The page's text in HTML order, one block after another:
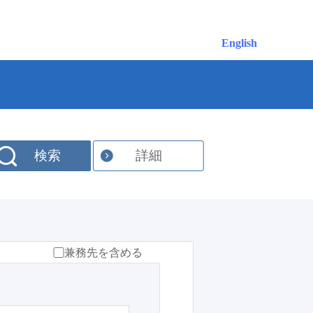
English
検索 詳細
兼務先を含める